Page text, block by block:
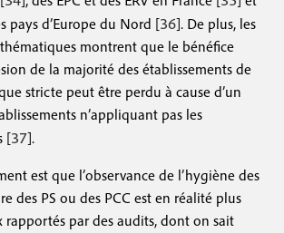
pays d’Europe du Nord [36]. De plus, les
montrent que le bénéfice
de la majorité des établissements de
stricte peut être perdu à cause d’un
n’appliquant pas les
[37].
est que l’observance de l’hygiène des
des PS ou des PCC est en réalité plus
rapportés par des audits, dont on sait